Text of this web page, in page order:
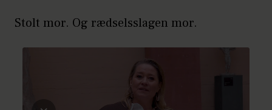
Stolt mor. Og rædselsslagen mor.